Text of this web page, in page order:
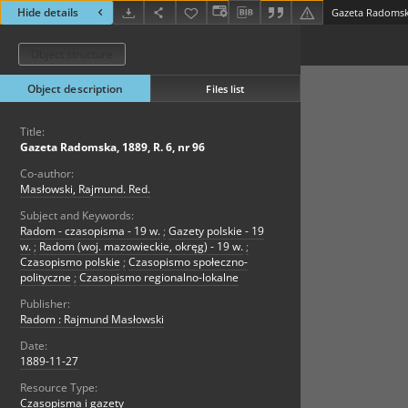
Hide details Gazeta
Object description Files list
Title:
Gazeta Radomska, 1889, R. 6, nr 96
Co-author:
Masłowski, Rajmund. Red.
Subject and Keywords:
Radom - czasopisma - 19 w. ; Gazety polskie - 19
w. ; Radom (woj. mazowieckie, okręg) - 19 w. ;
Czasopismo polskie ; Czasopismo społeczno-
polityczne ; Czasopismo regionalno-lokalne
Publisher:
Radom : Rajmund Masłowski
Date:
1889-11-27
Resource Type:
Czasopisma i gazety